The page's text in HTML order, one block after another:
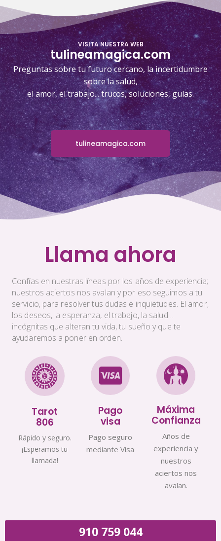
VISITA NUESTRA WEB
tulineamagica.com
Preguntas sobre tu futuro cercano, la incertidumbre
sobre la salud,
el amor, el trabajo... trucos, soluciones, guías.
tulineamagica.com
Llama ahora
Confías en nuestras líneas por los años de experiencia;
nuestros aciertos nos avalan y por eso seguimos a tu
servicio, para resolver tus dudas e inquietudes. El amor,
los deseos, la esperanza, el trabajo, la salud…
incógnitas que alteran tu vida, tu sueño y que te
ayudaremos a poner en orden.
Tarot
806
Rápido y seguro.
¡Esperamos tu
llamada!
Pago
visa
Pago seguro
mediante Visa
Máxima
Confianza
Años de
experiencia y
nuestros
aciertos nos
avalan.
910 759 044